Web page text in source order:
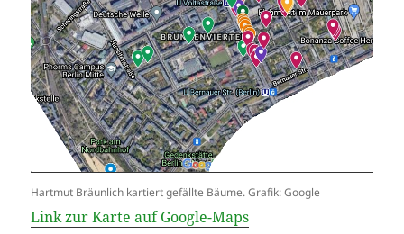
Hartmut Bräunlich kartiert gefällte Bäume. Grafik: Google
Link zur Karte auf Google-Maps